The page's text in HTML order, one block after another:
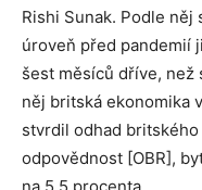
Rishi Sunak. Podle
úroveň před pandemií
šest měsíců dříve, než
něj britská ekonomika
stvrdil odhad
odpovědnost [OBR],